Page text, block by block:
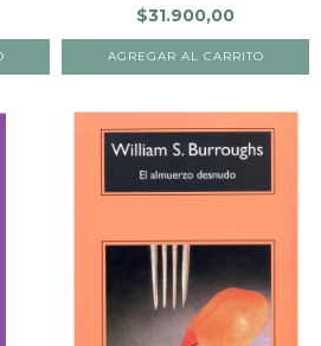
$31.900,00